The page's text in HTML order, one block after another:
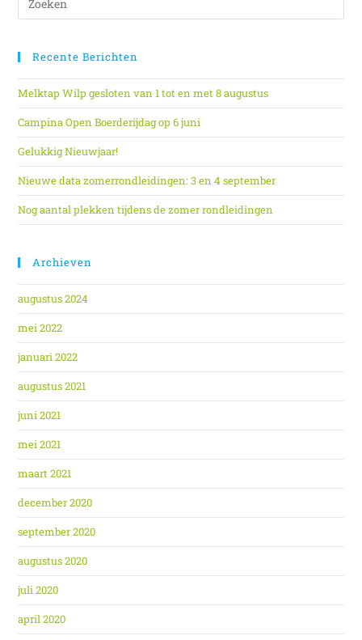
Recente Berichten
Melktap Wilp gesloten van 1 tot en met 8 augustus
Campina Open Boerderijdag op 6 juni
Gelukkig Nieuwjaar!
Nieuwe data zomerrondleidingen: 3 en 4 september
Nog aantal plekken tijdens de zomer rondleidingen
Archieven
augustus 2024
mei 2022
januari 2022
augustus 2021
juni 2021
mei 2021
maart 2021
december 2020
september 2020
augustus 2020
juli 2020
april 2020